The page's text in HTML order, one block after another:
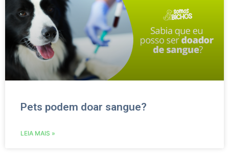
Pets podem doar sangue?
LEIA MAIS »